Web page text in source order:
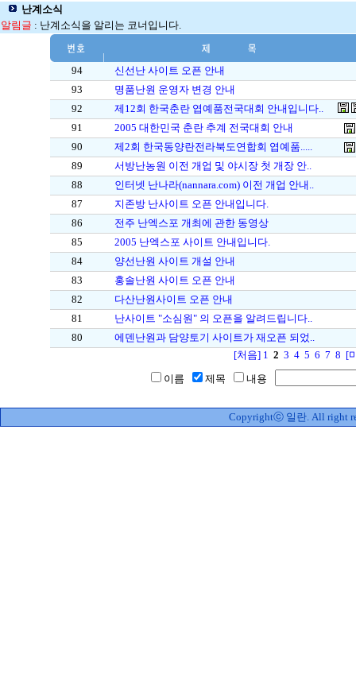
난계소식
알림글 : 난계소식을 알리는 코너입니다.
94
신선난 사이트 오픈 안내
93
명품난원 운영자 변경 안내
92
제12회 한국춘란 엽예품전국대회 안내입니다..
91
2005 대한민국 춘란 추계 전국대회 안내
90
제2회 한국동양란전라북도연합회 엽예품.....
89
서방난농원 이전 개업 및 야시장 첫 개장 안..
88
인터넷 난나라(nannara.com) 이전 개업 안내..
87
지존방 난사이트 오픈 안내입니다.
86
전주 난엑스포 개최에 관한 동영상
85
2005 난엑스포 사이트 안내입니다.
84
양선난원 사이트 개설 안내
83
홍솔난원 사이트 오픈 안내
82
다산난원사이트 오픈 안내
81
난사이트 "소심원" 의 오픈을 알려드립니다..
80
에덴난원과 담양토기 사이트가 재오픈 되었..
[처음] 1 2 3 4 5 6 7 8 [
이름
제목 내용
Copyrightⓒ 일란. All right